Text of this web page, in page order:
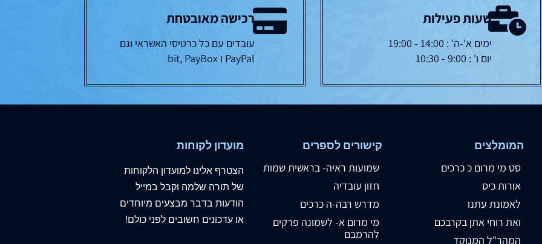
שעות פעילות
ימים א'-ה' : 14:00 - 19:00
יום ו' : 9:00 - 10:30
רכישה מאובטחת
עובדים עם כל כרטיסי האשראי וגם
PayPal ו bit, PayBox
המומלצים
סט מי מרום כ כרכים
אורות כיס
לאמונת עתנו
ואת רוחי אתן בקרבכם
המהר"ל המנוקד
קישורים לספרים
שמועות ראיה- בראשית שמות
חזון עובדיה
מדרש רבה-ה כרכים
מי מרום א- לשמונה פרקים
להרמבם
מועדון לקוחות
הצטרף אלינו למועדון הלקוחות
של תורה שלמה וקבל במייל
הודעות בדבר מבצעים מיוחדים
או עדכונים חשובים לפני כולם!